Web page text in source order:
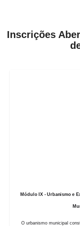
Inscrições
Módulo IX - Urbanismo e
O urbanismo municipal